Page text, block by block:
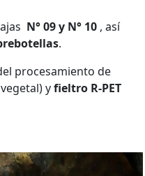
N° 09 y N° 10 , así
.
procesamiento de
yfieltro R-PET